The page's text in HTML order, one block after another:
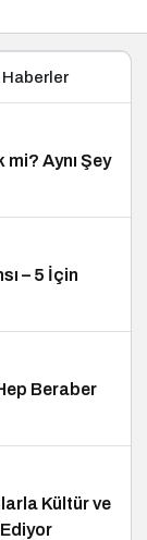
Haberler
mi? Aynı Şey
– 5 İçin
Beraber
Kültür ve